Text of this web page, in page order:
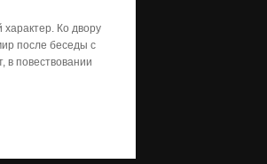
Ко двору
после беседы с
в повествовании